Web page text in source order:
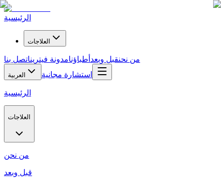
الرئيسية
العلاجات
من نحنقبل وبعد أطباؤنامدونة فيتريناتصل بنا
العربية استشارة مجانية
الرئيسية
العلاجات
من نحن
قبل وبعد